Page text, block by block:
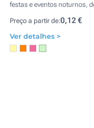
festas e eventos noturnos,
Preço a partir de:0,12 €
Ver detalhes >